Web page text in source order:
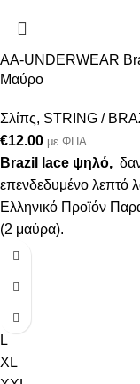
AA-UNDERWEAR
Μαύρο
Σλίπς, STRING /
€12.00 με ΦΠΑ
Brazil lace ψηλό,
επενδεδυμένο λεπτό
Ελληνικό Προϊόν
(2 μαύρα).
L
XL